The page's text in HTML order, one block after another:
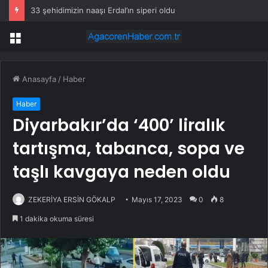
33 şehidimizin naaşı Erdal’ın siperi oldu
Menü
Anasayfa / Haber
Haber
Diyarbakır’da ‘400’ liralık
tartışma, tabanca, sopa ve
taşlı kavgaya neden oldu
ZEKERİYA ERSİN GÖKALP Mayıs 17, 2023 0 8
1 dakika okuma süresi